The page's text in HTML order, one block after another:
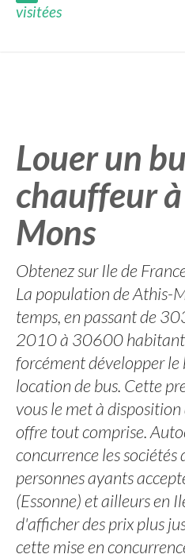
visitées
Louer un
chauffeur
Mons
Obtenez sur Ile de
La population de Athis-
temps, en passant de
2010 à 30600
forcément développer
location de bus. Cette
vous le met à
offre tout comprise.
concurrence les sociétés
personnes ayants
(Essonne) et ailleurs en
d'afficher des prix plus
cette mise en